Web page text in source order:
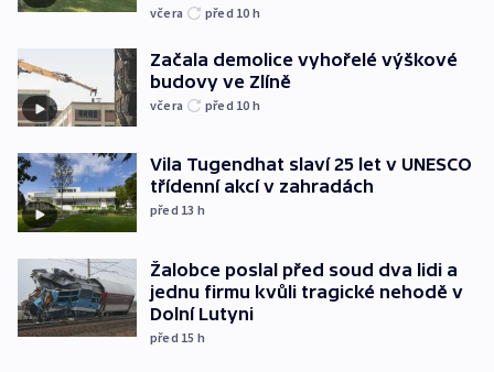
včera před 10 h
Začala demolice vyhořelé výškové
budovy ve Zlíně
včera před 10 h
Vila Tugendhat slaví 25 let v UNESCO
třídenní akcí v zahradách
před 13 h
Žalobce poslal před soud dva lidi a
jednu firmu kvůli tragické nehodě v
Dolní Lutyni
před 15 h